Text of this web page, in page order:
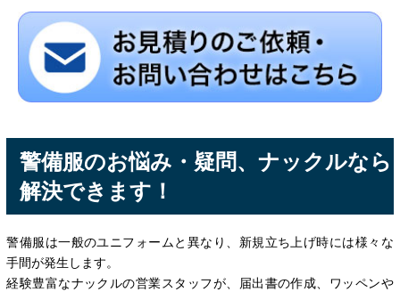
警備服のお悩み・疑問、ナックルなら
解決できます！
警備服は一般のユニフォームと異なり、新規立ち上げ時には様々な
手間が発生します。
経験豊富なナックルの営業スタッフが、届出書の作成、ワッペンや